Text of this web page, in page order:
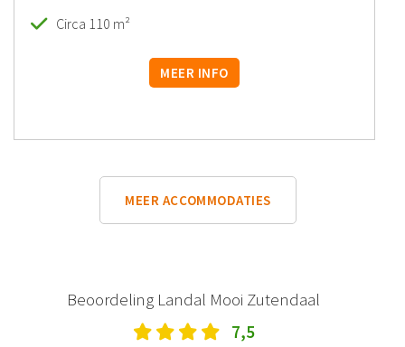
Circa 110 m²
MEER INFO
MEER ACCOMMODATIES
Beoordeling Landal Mooi Zutendaal
7,5